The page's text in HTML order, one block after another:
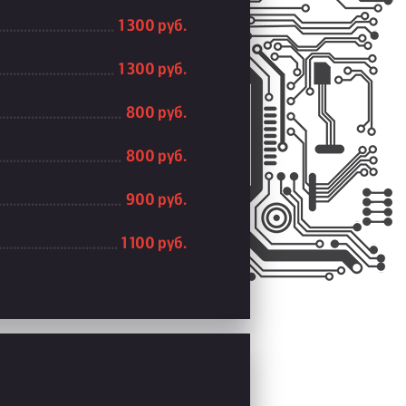
1 300 руб.
1 300 руб.
800 руб.
800 руб.
900 руб.
1 100 руб.